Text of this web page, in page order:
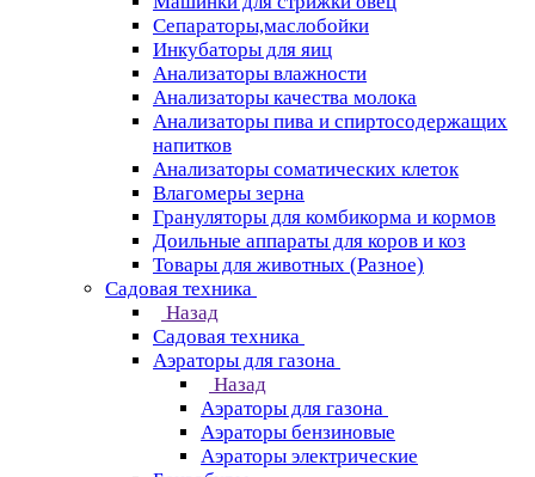
Сепараторы,маслобойки
Инкубаторы для яиц
Анализаторы влажности
Анализаторы качества молока
Анализаторы пива и спиртосодержащих
напитков
Анализаторы соматических клеток
Влагомеры зерна
Грануляторы для комбикорма и кормов
Доильные аппараты для коров и коз
Товары для животных (Разное)
Садовая техника
Назад
Садовая техника
Аэраторы для газона
Назад
Аэраторы для газона
Аэраторы бензиновые
Аэраторы электрические